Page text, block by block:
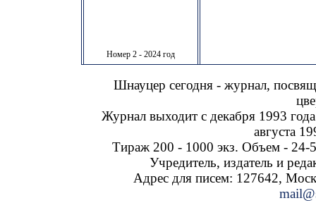
Номер 2 - 2024 год
Шнауцер сегодня - журнал,
Журнал выходит с декабря 1993
августа
Тираж 200 - 1000 экз. Объем - 24-
Учредитель, издатель и
Адрес для писем: 127642,